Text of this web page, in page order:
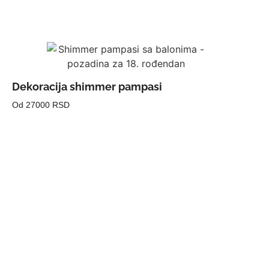
Dekoracija shimmer pampasi
Od 27000 RSD